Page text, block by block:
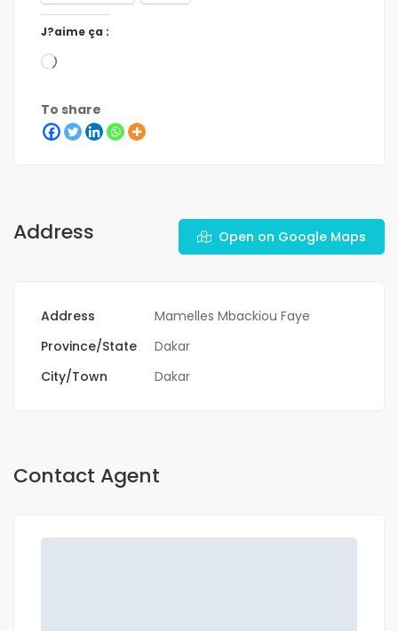
J?aime ça :
To share
Address Open on Google Maps
Address
Mamelles Mbackiou Faye
Province/State
Dakar
City/Town
Dakar
Contact Agent